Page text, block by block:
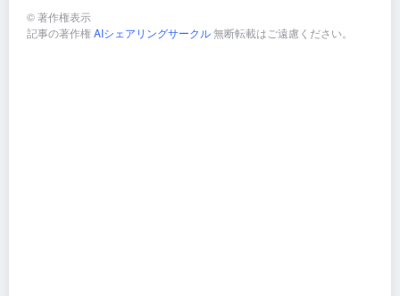
©著作権表示
記事の著作権AIシェアリングサークル無断転載はご遠慮ください。